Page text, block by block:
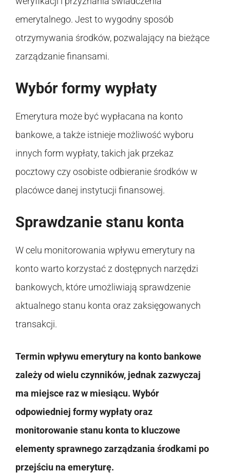
emerytalnego. Jest to wygodny sposób
otrzymywania środków, pozwalający na bieżące
zarządzanie finansami.
Wybór formy wypłaty
Emerytura może być wypłacana na konto
bankowe, a także istnieje możliwość wyboru
innych form wypłaty, takich jak przekaz
pocztowy czy osobiste odbieranie środków w
placówce danej instytucji finansowej.
Sprawdzanie stanu konta
W celu monitorowania wpływu emerytury na
konto warto korzystać z dostępnych narzędzi
bankowych, które umożliwiają sprawdzenie
aktualnego stanu konta oraz zaksięgowanych
transakcji.
Termin wpływu emerytury na konto bankowe
zależy od wielu czynników, jednak zazwyczaj
ma miejsce raz w miesiącu. Wybór
odpowiedniej formy wypłaty oraz
monitorowanie stanu konta to kluczowe
elementy sprawnego zarządzania środkami po
przejściu na emeryturę.